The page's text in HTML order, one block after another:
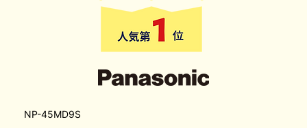
NP-45MD9S